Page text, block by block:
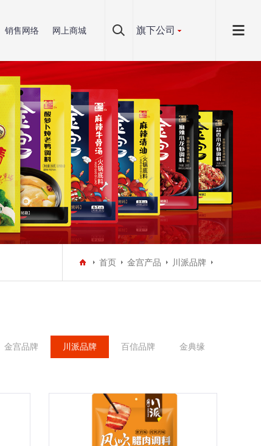
销售网络 网上商城 旗下公司
首页 金宫产品 川派品牌
金宫品牌 川派品牌 百信品牌 金典缘